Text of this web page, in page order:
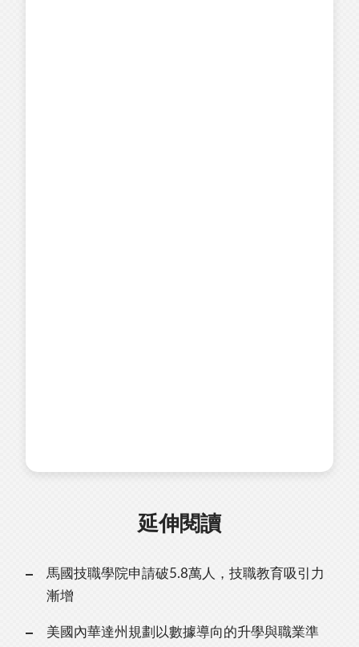
延伸閱讀
馬國技職學院申請破5.8萬人，技職教育吸引力
漸增
美國內華達州規劃以數據導向的升學與職業準